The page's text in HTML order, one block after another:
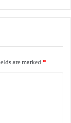
are marked *